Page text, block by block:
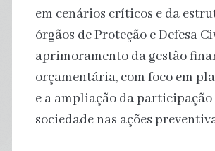
em cenários críticos e da
órgãos de Proteção e Defesa
aprimoramento da gestão
orçamentária, com foco em
e a ampliação da participação
sociedade nas ações